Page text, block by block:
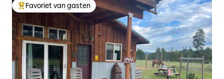
Topfavoriet van gasten
Favoriet van gasten